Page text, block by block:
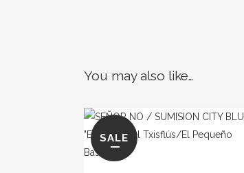
You may also like…
SALE